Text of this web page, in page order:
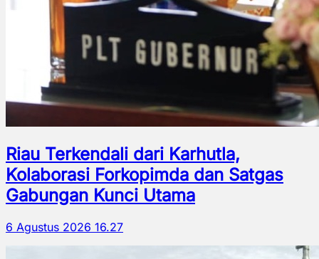
Riau Terkendali dari Karhutla,
Kolaborasi Forkopimda dan Satgas
Gabungan Kunci Utama
6 Agustus 2026 16.27